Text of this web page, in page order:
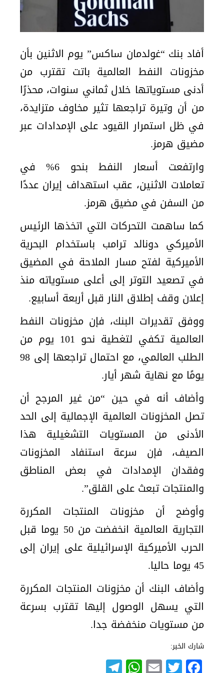
أفاد بنك “غولدمان ساكس” يوم الاثنين بأن
مخزونات النفط العالمية باتت تقترب من
أدنى مستوياتها خلال ثماني سنوات، محذرًا
من أن وتيرة تراجعها تثير مخاوف متزايدة،
في ظل استمرار القيود على الإمدادات عبر
مضيق هرمز.
وارتفعت أسعار النفط بنحو 6% في
تعاملات الاثنين، عقب استهداف إيران عددًا
من السفن في مضيق هرمز.
كما ساهمت التحركات التي اتخذها الرئيس
الأميركي دونالد ترامب باستخدام البحرية
الأميركية لفتح مسار الملاحة في المضيق
في تصعيد التوتر إلى أعلى مستوياته منذ
إعلان وقف إطلاق النار قبل أربعة أسابيع.
ووفق تقديرات البنك، فإن مخزونات النفط
العالمية تكفي لتغطية نحو 101 يوم من
الطلب العالمي، مع احتمال تراجعها إلى 98
يومًا مع نهاية شهر أيار.
وأضاف أنه في حين “من غير المرجح أن
تصل المخزونات العالمية الإجمالية إلى الحد
الأدنى من المستويات التشغيلية هذا
الصيف، فإن سرعة استنفاد المخزونات
وفقدان الإمدادات في بعض المناطق
والمنتجات تبعث على القلق”.
وأوضح أن مخزونات المنتجات المكررة
التجارية العالمية انخفضت من 50 يوما قبل
الحرب الأميركية الإسرائيلية على إيران إلى
45 يوما حاليا.
وأضاف البنك أن مخزونات المنتجات المكررة
التي يسهل الوصول إليها تقترب بسرعة
من مستويات منخفضة جدا.
شارك الخبر: